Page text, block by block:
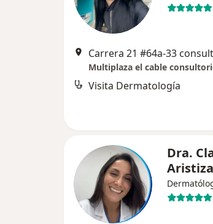
Multiplaza el cable
Visita Dermatología
Dra.